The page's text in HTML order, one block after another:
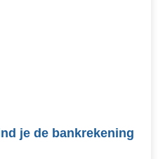
je de bankrekening